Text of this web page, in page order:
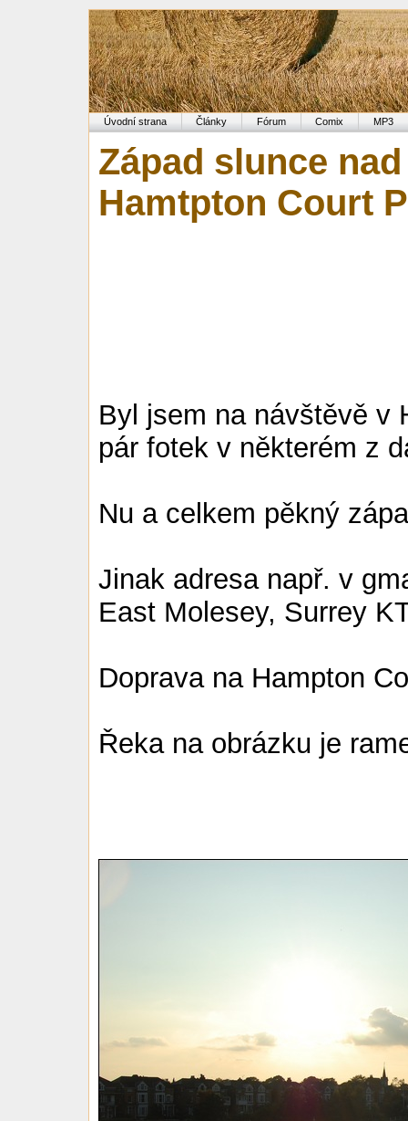
Úvodní strana Články Fórum Comix MP3
Západ slunce
Hamtpton Court
Byl jsem na návštěvě v
pár fotek v některém z
Nu a celkem pěkný
Jinak adresa např. v
East Molesey, Surrey
Doprava na Hampton
Řeka na obrázku je